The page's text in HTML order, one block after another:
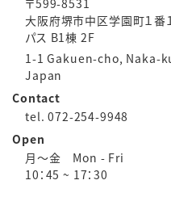
〒599-8531
大阪府堺市中区学園町１番
パス B1棟 2F
1-1 Gakuen-cho, Naka-
Japan
Contact
tel. 072-254-9948
Open
月～金 Mon - Fri
10：45 ~ 17：30